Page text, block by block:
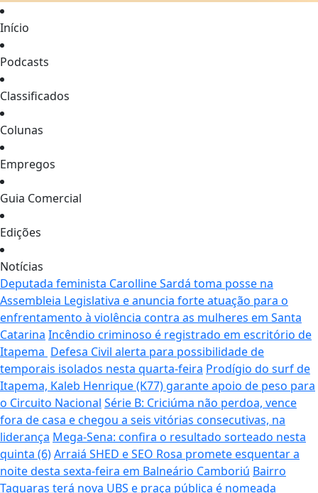
Início
Podcasts
Classificados
Colunas
Empregos
Guia Comercial
Edições
Notícias
Deputada feminista Carolline Sardá toma posse na
Assembleia Legislativa e anuncia forte atuação para o
enfrentamento à violência contra as mulheres em Santa
Catarina Incêndio criminoso é registrado em escritório de
Itapema Defesa Civil alerta para possibilidade de
temporais isolados nesta quarta-feira Prodígio do surf de
Itapema, Kaleb Henrique (K77) garante apoio de peso para
o Circuito Nacional Série B: Criciúma não perdoa, vence
fora de casa e chegou a seis vitórias consecutivas, na
liderança Mega-Sena: confira o resultado sorteado nesta
quinta (6)Arraiá SHED e SEO Rosa promete esquentar a
noite desta sexta-feira em Balneário Camboriú Bairro
Taquaras terá nova UBS e praça pública é nomeada